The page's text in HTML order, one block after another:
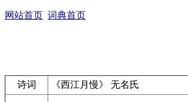
网站首页 词典首页
诗词 《西江月慢》 无名氏